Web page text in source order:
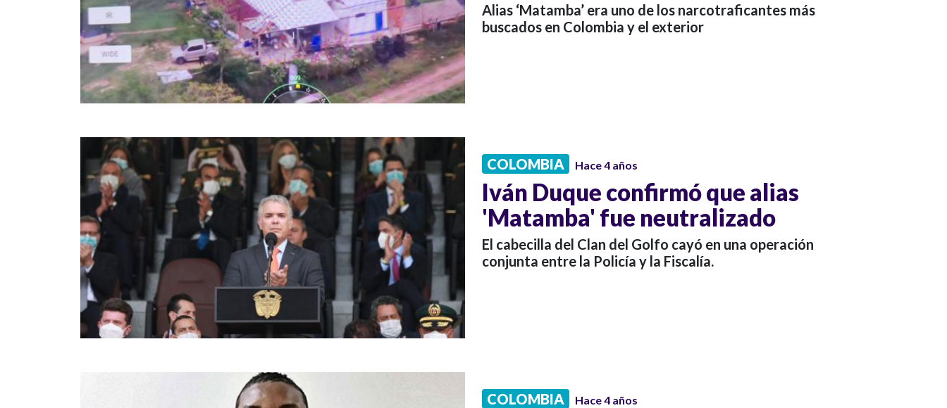
Alias ‘Matamba’ era uno de los narcotraficantes más
buscados en Colombia y el exterior
COLOMBIA Hace 4 años
Iván Duque confirmó que alias
'Matamba' fue neutralizado
El cabecilla del Clan del Golfo cayó en una operación
conjunta entre la Policía y la Fiscalía.
COLOMBIA Hace 4 años